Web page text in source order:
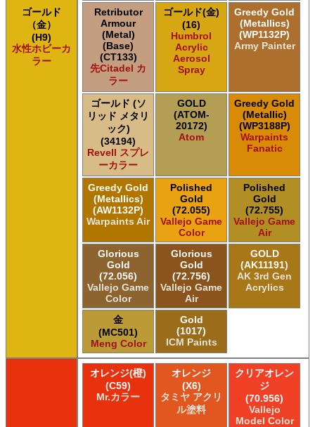
ゴールド
（金）
(H9)
水性ホビーカ
ラー
Retributor
Armour
(Metal)
(Base)
(CT133)
先Citadel カ
ラー
ゴールド(金)
(16)
Humbrol
Acrylic
Aerosol
Spray
Greedy Gold
(Metallics)
(WP1132P)
Army Painter
ゴールド (ソ
リッド メタリ
ック)
(34194)
Revell スプレ
ーカラー
GOLD
(ATOM-
20172)
Atom
Greedy Gold
(Metallic)
(WP3188P)
Warpaints
Fanatic
Greedy Gold
(Metallics)
(AW1132P)
Warpaints Air
Polished
Gold
(72.055)
Vallejo Game
Color
Polished
Gold
(72.755)
Vallejo Game
Air
Glorious
Gold
(72.056)
Vallejo Game
Color
Glorious
Gold
(72.756)
Vallejo Game
Air
GOLD
(AK11191)
AK 3rd Gen
Acrylics
金
(MC501)
Meng Color
Gold
(1017)
ICM Paints
オレンジ(橙)
(C59)
Mr.カラー
オレンジ
(X6)
タミヤ アクリ
ル塗料
クリアオレン
ジ
(70.956)
Vallejo
Model Color